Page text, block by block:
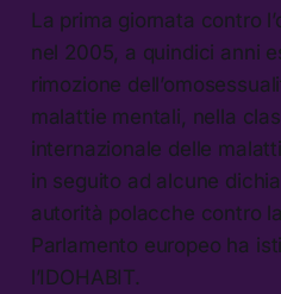
La prima giornata contro
nel 2005, a quindici anni
rimozione
malattie mentali, nella
internazionale delle
in seguito ad alcune
autorità polacche contro
Parlamento europeo ha
l’IDOHABIT.